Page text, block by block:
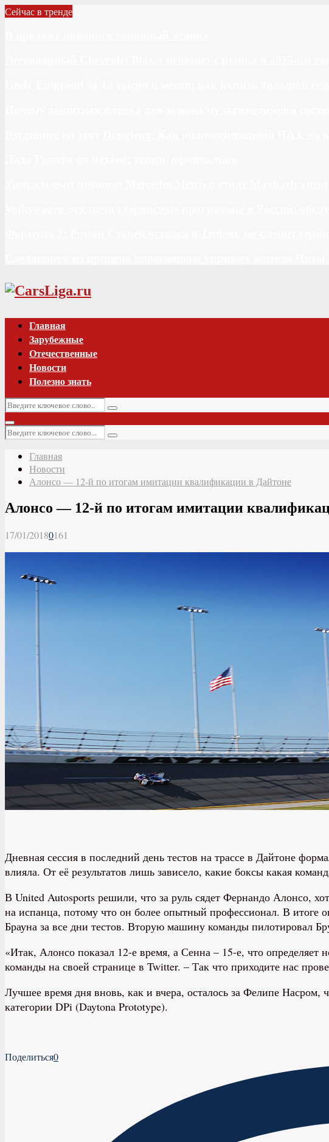
Сейчас в тренде
Vk
Главная
Зарубежные
Отечественные
Новости
Полезно знать
Искать:
Поиск
Основное
меню
Искать:
Поиск
Главная
Новости
Алонсо — 12-й по итогам имитации квалификации в Дайтоне
Алонсо — 12-й по итогам имитации
17/01/20180161
Дневная сессия в последний день тестов на трассе в Дайтоне
влияла. От её результатов лишь зависело, какие боксы какая
В United Autosports решили, что за руль сядет Фернандо Алонсо,
на испанца, потому что он более опытный профессионал. В итоге
Брауна за все дни тестов. Вторую машину команды пилотировал
«Итак, Алонсо показал 12-е время, а Сенна – 15-е, что
команды на своей странице в Twitter. – Так что приходите нас
Лучшее время дня вновь, как и вчера, осталось за Фелипе Насром,
категории DPi (Daytona Prototype).
Поделиться0